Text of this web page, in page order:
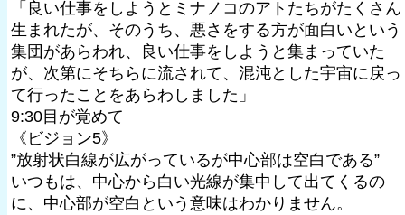
「良い仕事をしようとミナノコのアトたちがたくさん
生まれたが、そのうち、悪さをする方が面白いという
集団があらわれ、良い仕事をしようと集まっていた
が、次第にそちらに流されて、混沌とした宇宙に戻っ
て行ったことをあらわしました」
9:30目が覚めて
《ビジョン5》
”放射状白線が広がっているが中心部は空白である”
いつもは、中心から白い光線が集中して出てくるの
に、中心部が空白という意味はわかりません。